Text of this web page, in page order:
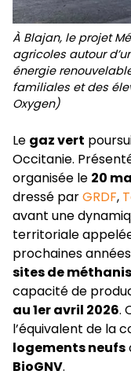
À Blajan, le projet
agricoles autour
énergie
familiales et des
Oxygen)
Le gaz vert
Occitanie.
organisée le 20
dressé parGRDF,
avant une
territoriale
prochaines
sites de
capacité de
au 1er avril 2026.
l’équivalent de la
logements neufs
BioGNV.